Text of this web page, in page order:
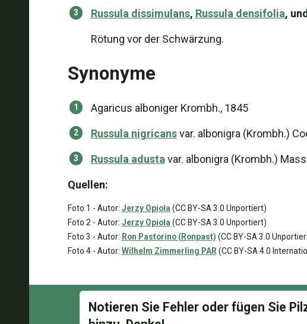
Russula dissimulans, Russula densifolia, und
Rötung vor der Schwärzung.
Synonyme
Agaricus alboniger Krombh., 1845
Russula nigricansvar. albonigra (Krombh.)
Russula adusta var. albonigra (Krombh.)
Quellen:
Foto 1 - Autor: Jerzy Opioła (CC BY-SA 3.0 Unportiert)
Foto 2 - Autor: Jerzy Opioła (CC BY-SA 3.0 Unportiert)
Foto 3 - Autor: Ron Pastorino (Ronpast) (CC BY-SA 3.0
Foto 4 - Autor: Wilhelm Zimmerling PAR (CC BY-SA 4.0